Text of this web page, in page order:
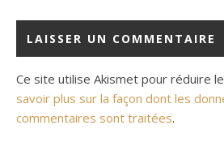
Ce site utilise Akismet pour réduire
savoir plus sur la façon dont les
commentaires sont traitées.